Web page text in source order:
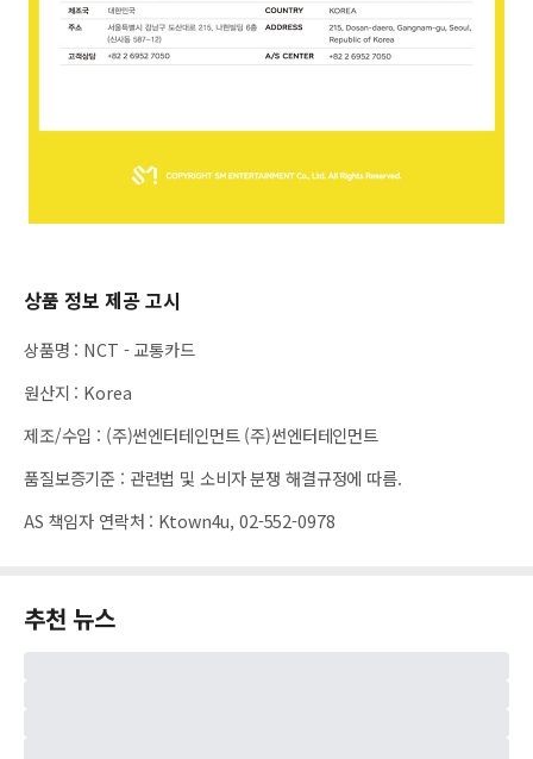
상품 정보 제공 고시
상품명 : NCT - 교통카드
원산지 : Korea
제조/수입 : (주)썬엔터테인먼트 (주)썬엔터테인먼트
품질보증기준 : 관련법 및 소비자 분쟁 해결규정에 따름.
AS 책임자 연락처 : Ktown4u, 02-552-0978
추천 뉴스